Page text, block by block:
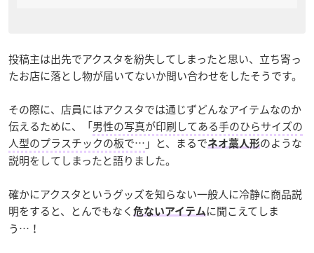
投稿主は出先でアクスタを紛失してしまったと思い、立ち寄っ
たお店に落とし物が届いてないか問い合わせをしたそうです。
その際に、店員にはアクスタでは通じずどんなアイテムなのか
伝えるために、「男性の写真が印刷してある手のひらサイズの
人型のプラスチックの板で… 」と、まるでネオ藁人形のような
説明をしてしまったと語りました。
確かにアクスタというグッズを知らない一般人に冷静に商品説
明をすると、とんでもなく 危ないアイテム に聞こえてしま
う…！